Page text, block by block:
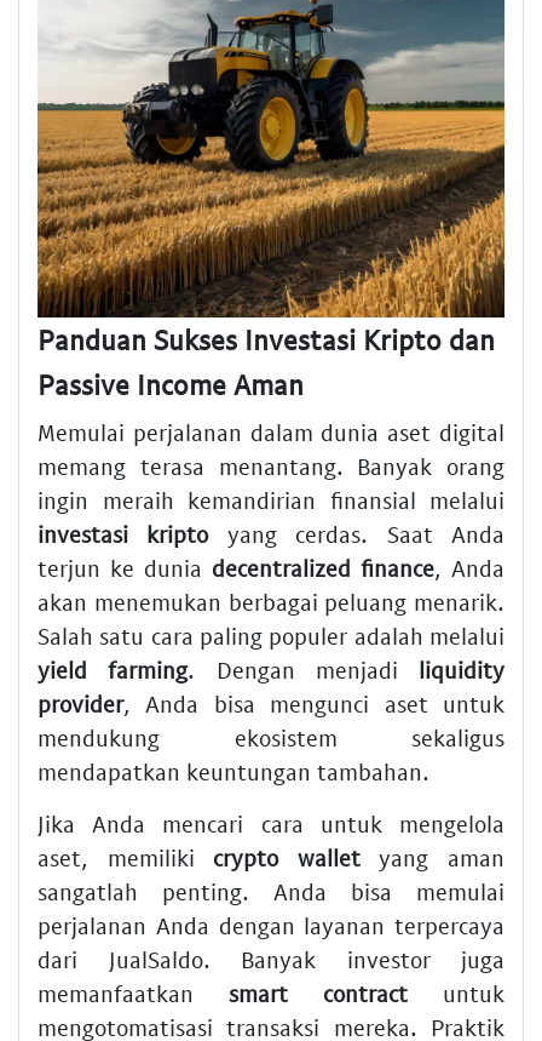
Panduan Sukses Investasi Kripto dan
Passive Income Aman
Memulai perjalanan dalam dunia aset digital
memang terasa menantang. Banyak orang
ingin meraih kemandirian finansial melalui
investasi kriptoyang cerdas. Saat Anda
terjun ke dunia decentralized finance, Anda
akan menemukan berbagai peluang menarik.
Salah satu cara paling populer adalah melalui
yield farming. Dengan menjadi liquidity
provider, Anda bisa mengunci aset untuk
mendukung ekosistem sekaligus
mendapatkan keuntungan tambahan.
Jika Anda mencari cara untuk mengelola
aset, memiliki crypto walletyang aman
sangatlah penting. Anda bisa memulai
perjalanan Anda dengan layanan terpercaya
dari JualSaldo. Banyak investor juga
memanfaatkan smart contract untuk
mengotomatisasi transaksi mereka. Praktik